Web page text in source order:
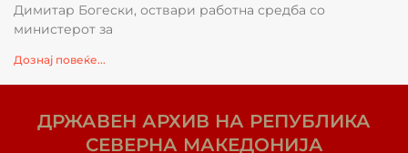
Димитар Богески, оствари работна средба со
министерот за
Дознај повеќе...
ДРЖАВЕН АРХИВ НА РЕПУБЛИКА
СЕВЕРНА МАКЕДОНИЈА